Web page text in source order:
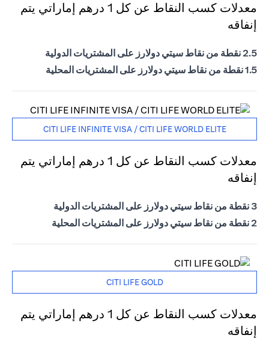
معدلات كسب النقاط عن كل 1 درهم إماراتي يتم
إنفاقه
2.5 نقطة من نقاط سيتي دولارز على المشتريات الدولية
1.5 نقطة من نقاط سيتي دولارز على المشتريات المحلية
CITI LIFE INFINITE VISA / CITI LIFE WORLD ELITE
معدلات كسب النقاط عن كل 1 درهم إماراتي يتم
إنفاقه
3 نقطة من نقاط سيتي دولارز على المشتريات الدولية
2 نقطة من نقاط سيتي دولارز على المشتريات المحلية
CITI LIFE GOLD
معدلات كسب النقاط عن كل 1 درهم إماراتي يتم
إنفاقه